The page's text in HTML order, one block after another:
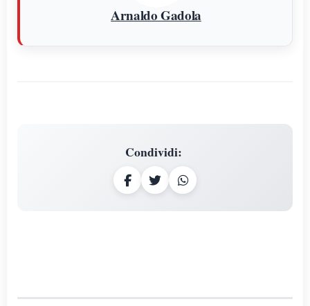
Arnaldo Gadola
Condividi: